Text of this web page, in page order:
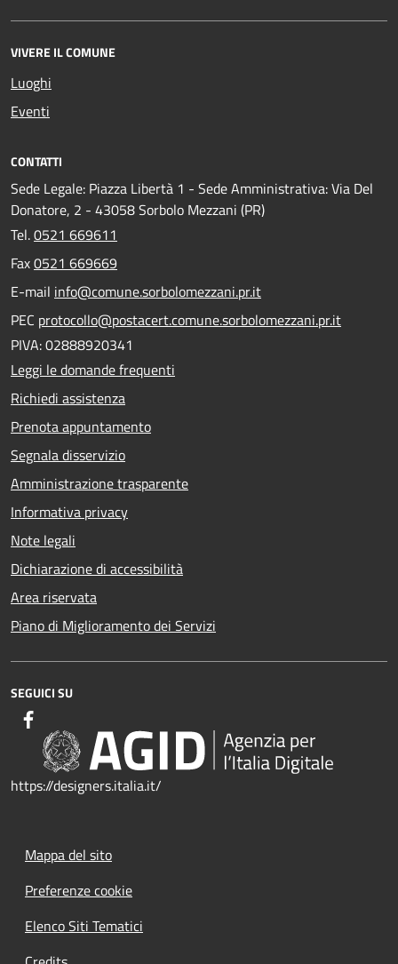
VIVERE IL COMUNE
Luoghi
Eventi
CONTATTI
Sede Legale: Piazza Libertà 1 - Sede Amministrativa: Via Del
Donatore, 2 - 43058 Sorbolo Mezzani (PR)
Tel.0521 669611
Fax0521 669669
E-mail info@comune.sorbolomezzani.pr.it
PEC protocollo@postacert.comune.sorbolomezzani.pr.it
PIVA: 02888920341
Leggi le domande frequenti
Richiedi assistenza
Prenota appuntamento
Segnala disservizio
Amministrazione trasparente
Informativa privacy
Note legali
Dichiarazione di accessibilità
Area riservata
Piano di Miglioramento dei Servizi
SEGUICI SU
https://designers.italia.it/
Mappa del sito
Preferenze cookie
Elenco Siti Tematici